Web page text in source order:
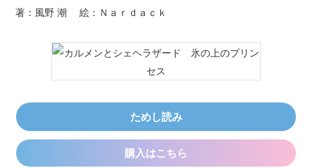
著：風野 潮 絵：Ｎａｒｄａｃｋ
ためし読み
購入はこちら